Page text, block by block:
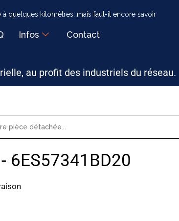
Infos Contact
au profit des industriels du réseau.
6ES57341BD20